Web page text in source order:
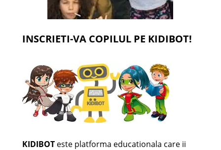
INSCRIETI-VA COPILUL PE KIDIBOT!
KIDIBOTeste platforma educationala care ii